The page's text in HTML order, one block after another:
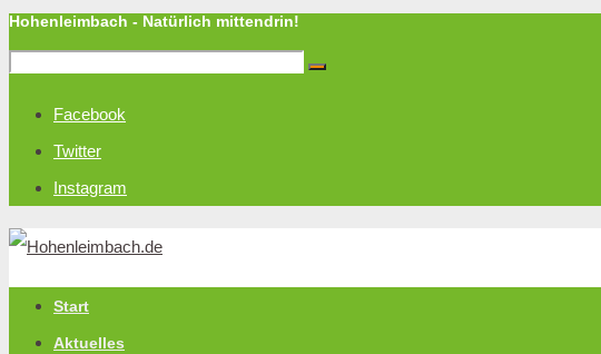
Hohenleimbach - Natürlich mittendrin!
Facebook
Twitter
Instagram
Start
Aktuelles